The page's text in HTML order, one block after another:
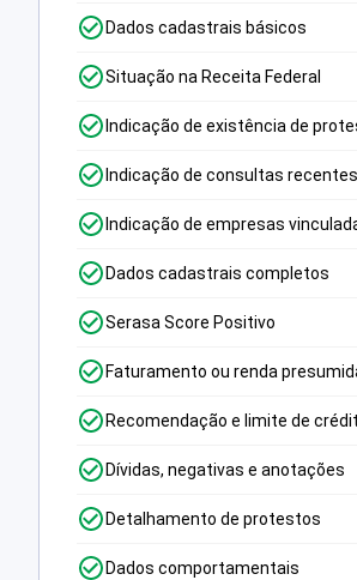
Dados cadastrais básicos
Situação na Receita Federal
Indicação de existência de
Indicação de consultas recentes
Indicação de empresas
Dados cadastrais completos
Serasa Score Positivo
Faturamento ou renda
Recomendação e limite de
Dívidas, negativas e anotações
Detalhamento de protestos
Dados comportamentais